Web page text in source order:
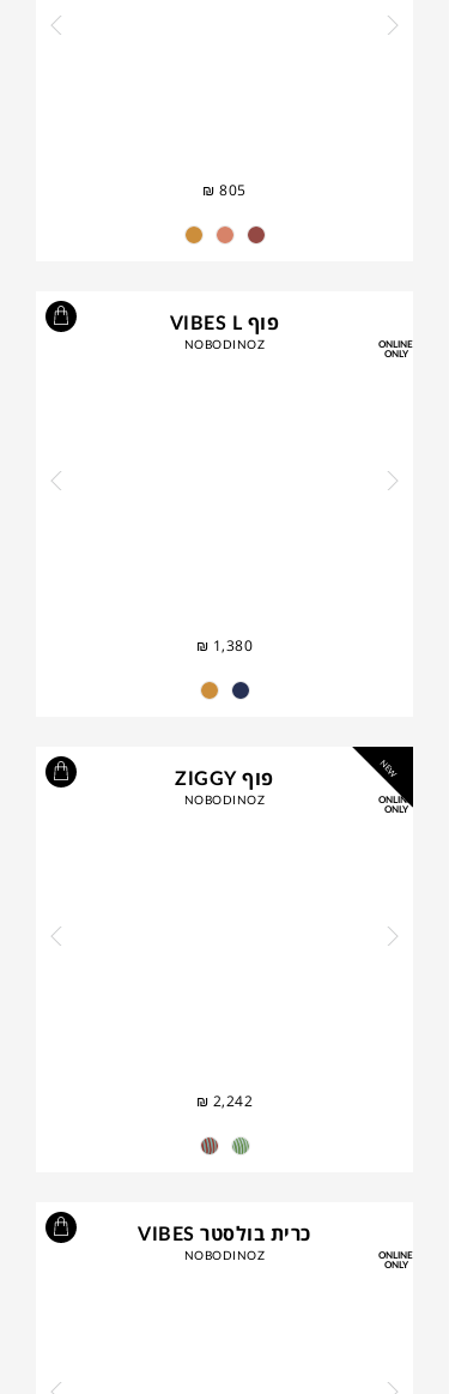
₪ 805
ONLINE
ONLY
פוף VIBES L
NOBODINOZ
₪ 1,380
ONLINE
ONLY
NEW פוף ZIGGY
NOBODINOZ
₪ 2,242
ONLINE
ONLY
כרית בולסטר VIBES
NOBODINOZ